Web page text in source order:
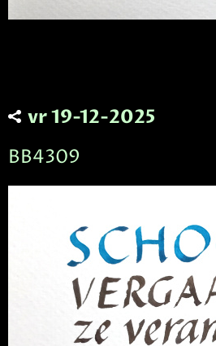
vr 19-12-2025
BB4309